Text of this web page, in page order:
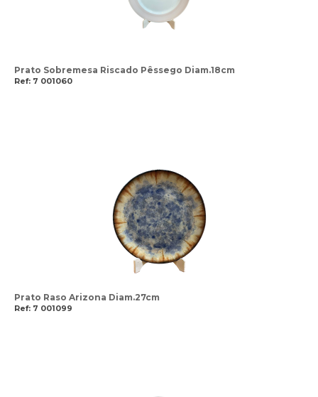
Prato Sobremesa Riscado Pêssego Diam.18cm
Ref: 7 001060
Prato Raso Arizona Diam.27cm
Ref: 7 001099